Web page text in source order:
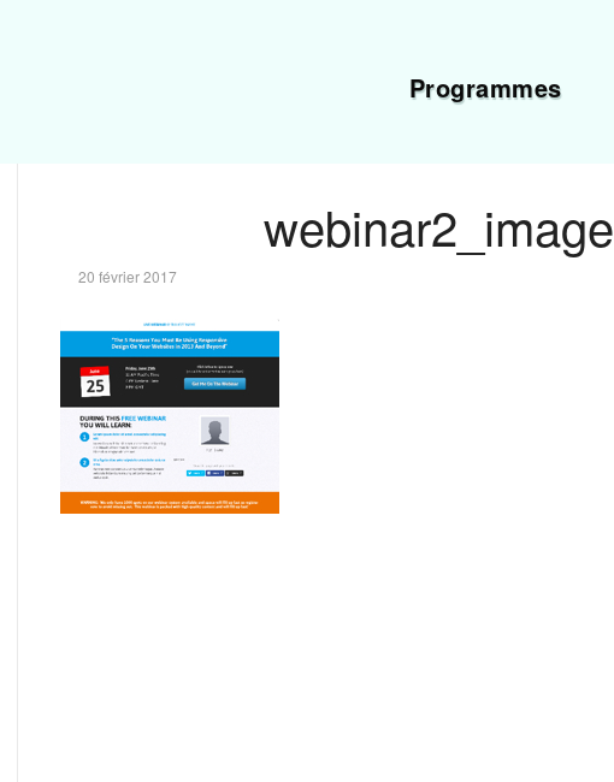
Programmes
webinar2_image
20 février 2017